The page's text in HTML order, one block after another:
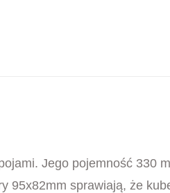
Jego pojemność 330
95x82mm sprawiają, że